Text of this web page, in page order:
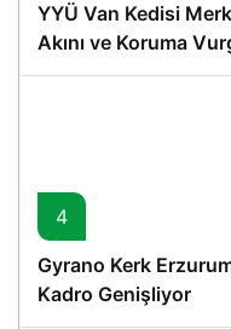
YYÜ Van Kedisi
Akını ve Koruma
4
Gyrano Kerk
Kadro Genişliyor